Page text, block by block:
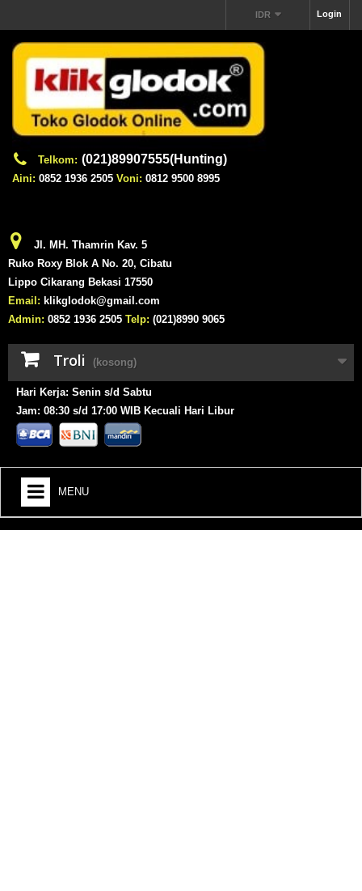
Login
IDR
Telkom: (021)89907555(Hunting)
Aini: 0852 1936 2505 Voni: 0812 9500 8995
Jl. MH. Thamrin Kav. 5
Ruko Roxy Blok A No. 20, Cibatu
Lippo Cikarang Bekasi 17550
Email: klikglodok@gmail.com
Admin: 0852 1936 2505 Telp: (021)8990 9065
Troli (kosong)
Hari Kerja: Senin s/d Sabtu
Jam: 08:30 s/d 17:00 WIB Kecuali Hari Libur
MENU